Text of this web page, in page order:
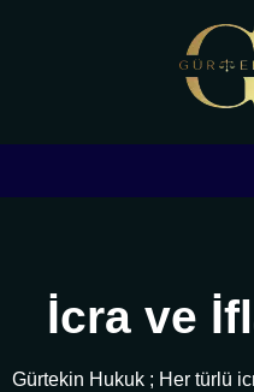
İcra ve
Gürtekin Hukuk ; Her türlü